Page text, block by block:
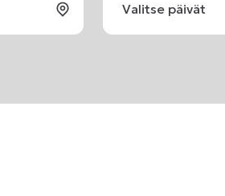
Valitse päivät